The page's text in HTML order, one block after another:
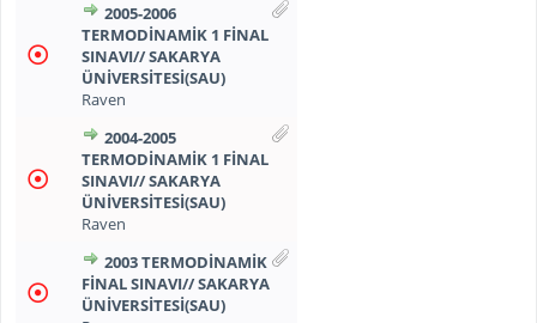
2005-2006
TERMODINAMIK 1 FINAL
SINAVI// SAKARYA
ÜNIVERSITESI(SAU)
Raven
2004-2005
TERMODINAMIK 1 FINAL
SINAVI// SAKARYA
ÜNIVERSITESI(SAU)
Raven
2003 TERMODINAMIK
FINAL SINAVI// SAKARYA
ÜNIVERSITESI(SAU)